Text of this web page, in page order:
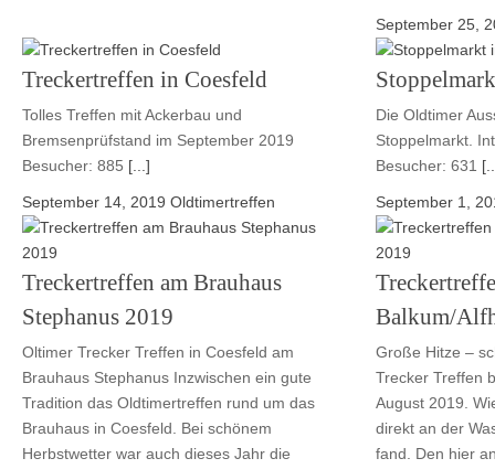
September 25,
Treckertreffen in Coesfeld
Tolles Treffen mit Ackerbau und
Bremsenprüfstand im September 2019
Besucher: 885 [...]
September 14, 2019 Oldtimertreffen
Die Oldtimer
Stoppelmarkt.
Besucher: 631
September 1,
Treckertreffen am Brauhaus
Stephanus 2019
Oltimer Trecker Treffen in Coesfeld am
Brauhaus Stephanus Inzwischen ein gute
Tradition das Oldtimertreffen rund um das
Brauhaus in Coesfeld. Bei schönem
Herbstwetter war auch dieses Jahr die
Balkum/
Große Hitze –
Trecker Treffen
August 2019.
direkt an der
fand. Den hier